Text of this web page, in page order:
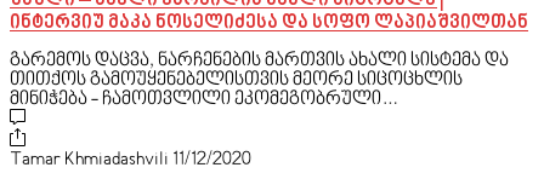
ინტერვიუ მაკა ნოსელიძესა და სოფო ლაპიაშვილთან
გარემოს დაცვა, ნარჩენების მართვის ახალი სისტემა და
თითქოს გამოუყენებელისთვის მეორე სიცოცხლის
მინიჭება - ჩამოთვლილი ეკომეგობრული…
Tamar Khmiadashvili 11/12/2020